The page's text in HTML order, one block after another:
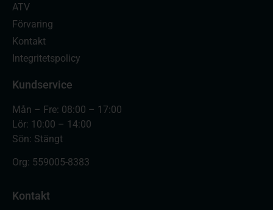
ATV
Förvaring
Kontakt
Integritetspolicy
Kundservice
Mån – Fre: 08:00 – 17:00
Lör: 10:00 – 14:00
Sön: Stängt
Org: 559005-8383
Kontakt